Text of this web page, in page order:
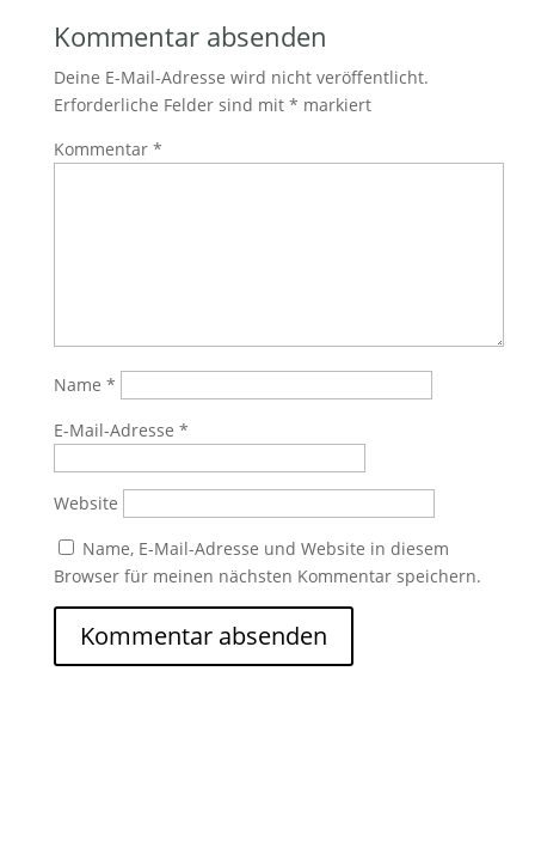
Kommentar absenden
Deine E-Mail-Adresse wird nicht veröffentlicht.
Erforderliche Felder sind mit * markiert
Kommentar *
Name *
E-Mail-Adresse *
Website
Name, E-Mail-Adresse und Website in diesem
Browser für meinen nächsten Kommentar speichern.